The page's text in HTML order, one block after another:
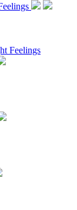
Feelings